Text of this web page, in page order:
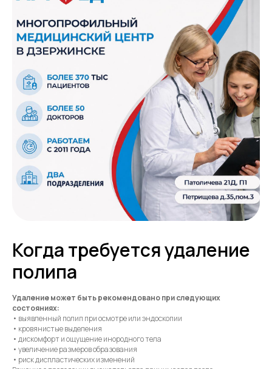
Когда требуется удаление
полипа
Удаление может быть рекомендовано при следующих
состояниях:
• выявленный полип при осмотре или эндоскопии
• кровянистые выделения
• дискомфорт и ощущение инородного тела
• увеличение размеров образования
• риск диспластических изменений